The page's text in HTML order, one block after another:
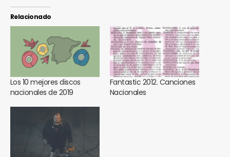
Relacionado
Los 10 mejores discos
nacionales de 2019
Fantastic 2012. Canciones
Nacionales